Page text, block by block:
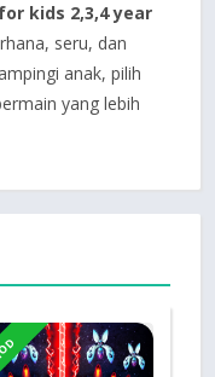
kids 2,3,4 year
seru, dan
anak, pilih
yang lebih